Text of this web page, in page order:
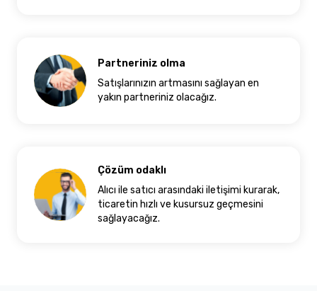
Partneriniz olma
Satışlarınızın artmasını sağlayan en
yakın partneriniz olacağız.
Çözüm odaklı
Alıcı ile satıcı arasındaki iletişimi kurarak,
ticaretin hızlı ve kusursuz geçmesini
sağlayacağız.